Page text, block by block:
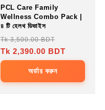
PCL Care Family
Wellness Combo Pack |
৪ টি হেলথ ডিভাইস
Regular
price
Tk 3,500.00 BDT
price
Tk 2,390.00 BDT
অর্ডার করুন